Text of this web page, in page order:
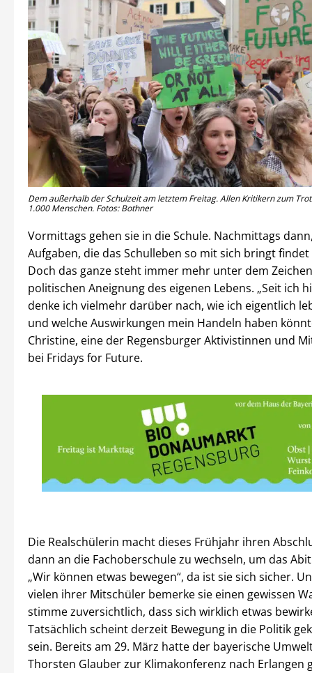
Dem außerhalb der Schulzeit am letztem Freitag. Allen Kritikern zum
1.000 Menschen. Fotos: Bothner
Vormittags gehen sie in die Schule. Nachmittags
Aufgaben, die das Schulleben so mit sich bringt
Doch das ganze steht immer mehr unter dem
politischen Aneignung des eigenen Lebens. „Seit ich
denke ich vielmehr darüber nach, wie ich eigentlich
und welche Auswirkungen mein Handeln haben
Christine, eine der Regensburger Aktivistinnen und
bei Fridays for Future.
Die Realschülerin macht dieses Frühjahr ihren
dann an die Fachoberschule zu wechseln, um das
„Wir können etwas bewegen“, da ist sie sich sicher.
vielen ihrer Mitschüler bemerke sie einen gewissen
stimme zuversichtlich, dass sich wirklich etwas
Tatsächlich scheint derzeit Bewegung in die Politik
sein. Bereits am 29. März hatte der bayerische
Thorsten Glauber zur Klimakonferenz nach Erlangen